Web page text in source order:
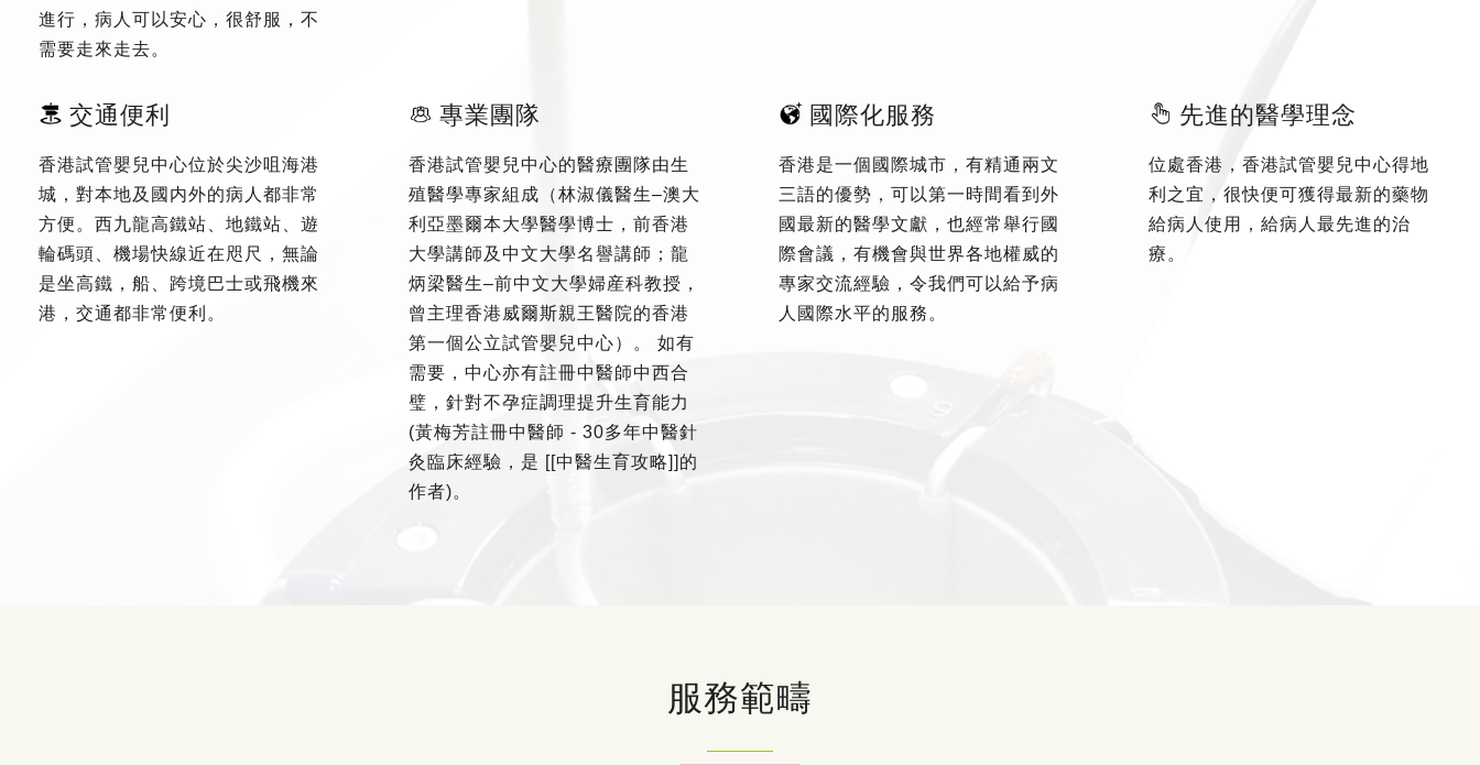
進行，病人可以安心，很舒服，不
需要走來走去。
交通便利
香港試管嬰兒中心位於尖沙咀海港
城，對本地及國内外的病人都非常
方便。西九龍高鐵站、地鐵站、遊
輪碼頭、機場快線近在咫尺，無論
是坐高鐵，船、跨境巴士或飛機來
港，交通都非常便利。
專業團隊
香港試管嬰兒中心的醫療團隊由生
殖醫學專家組成（林淑儀醫生–澳大
利亞墨爾本大學醫學博士，前香港
大學講師及中文大學名譽講師；龍
炳梁醫生–前中文大學婦産科教授，
曾主理香港威爾斯親王醫院的香港
第一個公立試管嬰兒中心）。 如有
需要，中心亦有註冊中醫師中西合
璧，針對不孕症調理提升生育能力
(黃梅芳註冊中醫師 - 30多年中醫針
灸臨床經驗，是 [[中醫生育攻略]]的
作者)。
國際化服務
香港是一個國際城市，有精通兩文
三語的優勢，可以第一時間看到外
國最新的醫學文獻，也經常舉行國
際會議，有機會與世界各地權威的
專家交流經驗，令我們可以給予病
人國際水平的服務。
先進的醫學理念
位處香港，香港試管嬰兒中心得地
利之宜，很快便可獲得最新的藥物
給病人使用，給病人最先進的治
療。
服務範疇